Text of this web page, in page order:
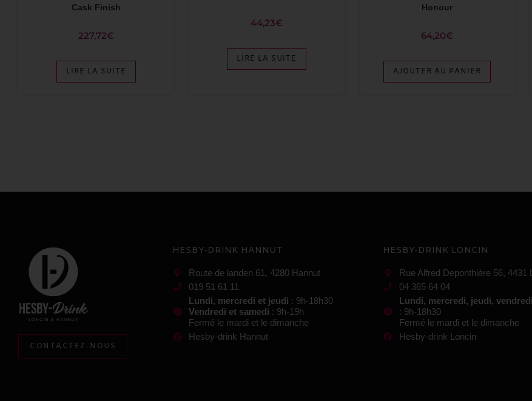
Cask Finish
227,72€
LIRE LA SUITE
44,23€
LIRE LA SUITE
Honour
64,20€
AJOUTER AU PANIER
CONTACTEZ-NOUS
HESBY-DRINK HANNUT
Route de landen 61, 4280 Hannut
019 51 61 11
Lundi, mercredi et jeudi : 9h-18h30
Vendredi et samedi : 9h-19h
Fermé le mardi et le dimanche
Hesby-drink Hannut
HESBY-DRINK LONCIN
Rue Alfred Deponthière 56, 4431
04 365 64 04
Lundi, mercredi, jeudi,
: 9h-18h30
Fermé le mardi et le dimanche
Hesby-drink Loncin